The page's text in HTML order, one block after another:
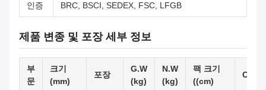
인증 BRC, BSCI, SEDEX, FSC, LFGB
제품 변종 및 포장 세부 정보
부
문
크기
(mm)
포장
G.W
(kg)
N.W
(kg)
팩 크기
((cm)
Cbm/